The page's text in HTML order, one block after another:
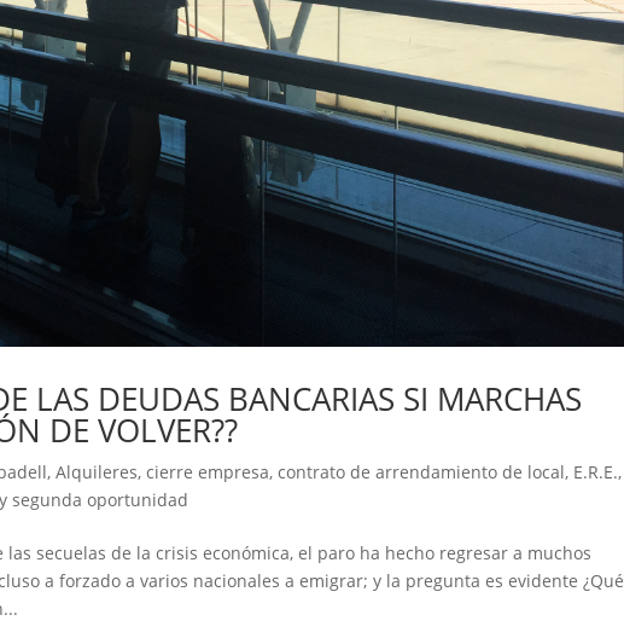
LAS DEUDAS BANCARIAS SI MARCHAS
DE VOLVER??
,Alquileres,cierre empresa,contrato de arrendamiento de local, E.R.E.,
segunda oportunidad
secuelas de la crisis económica, el paro ha hecho regresar a muchos
a forzado a varios nacionales a emigrar; y la pregunta es evidente ¿Qué